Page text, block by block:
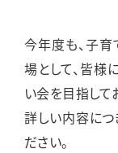
今年度も、子
場として、皆様
い会を目指して
詳しい内容につ
ださい。